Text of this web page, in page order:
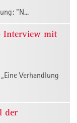
"N...
Interview mit
Verhandlung
der